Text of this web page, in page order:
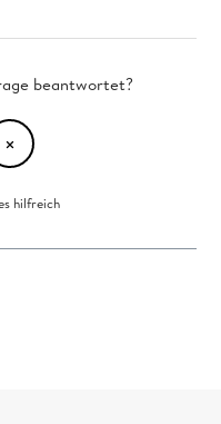
beantwortet?
hilfreich